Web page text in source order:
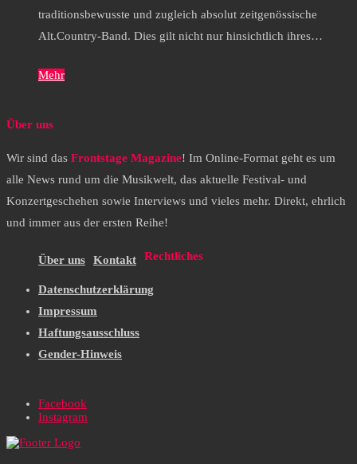
traditionsbewusste und zugleich absolut zeitgenössische
Alt.Country-Band. Dies gilt nicht nur hinsichtlich ihres…
Mehr
Über uns
Wir sind das Frontstage Magazine! Im Online-Format geht es um
alle News rund um die Musikwelt, das aktuelle Festival- und
Konzertgeschehen sowie Interviews und vieles mehr. Direkt, ehrlich
und immer aus der ersten Reihe!
Über uns Kontakt Rechtliches
Datenschutzerklärung
Impressum
Haftungsausschluss
Gender-Hinweis
Facebook
Instagram